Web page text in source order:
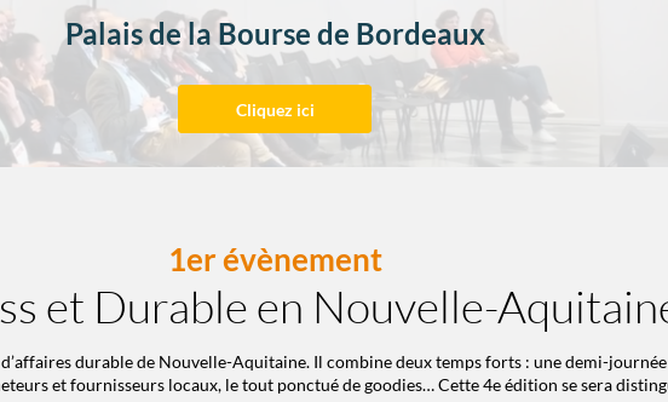
Palais de la Bourse de Bordeaux
Cliquez ici
1er évènement
et Durable en Nouvelle-
durable de Nouvelle-Aquitaine. Il combine deux temps forts : une demi-
et fournisseurs locaux, le tout ponctué de goodies… Cette 4e édition se sera